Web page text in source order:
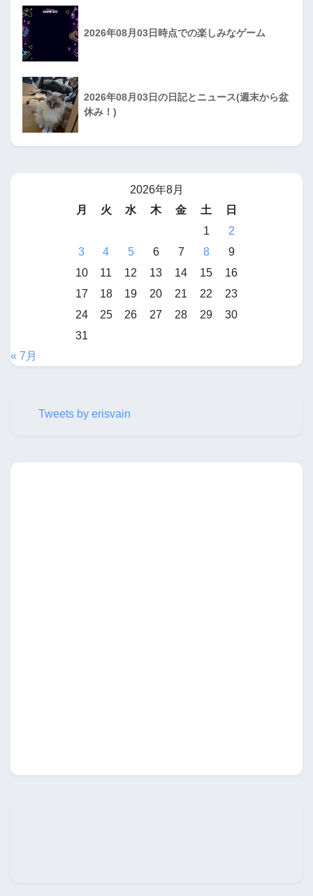
2026年08月03日時点での楽しみなゲーム
2026年08月03日の日記とニュース(週末から盆
休み！)
2026年8月
月
火 水 木 金 土
日
1
2
3
4 5 6 7 8
9
10
11 12 13 14 15
16
17
18 19 20 21 22
23
24
25 26 27 28 29
30
31
« 7月
Tweets by erisvain